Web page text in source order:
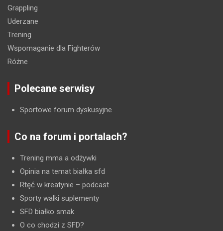
Grappling
Uderzane
Trening
Wspomaganie dla Fighterów
Różne
Polecane serwisy
Sportowe forum dyskusyjne
Co na forum i portalach?
Trening mma a odżywki
Opinia na temat białka sfd
Rtęć w kreatynie – podcast
Sporty walki suplementy
SFD białko smak
O co chodzi z SFD?